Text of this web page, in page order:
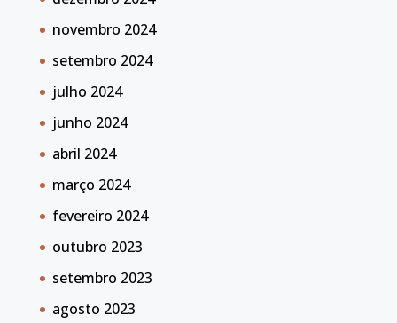
novembro 2024
setembro 2024
julho 2024
junho 2024
abril 2024
março 2024
fevereiro 2024
outubro 2023
setembro 2023
agosto 2023